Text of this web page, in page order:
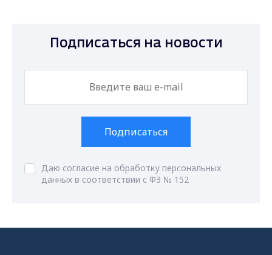
Подписаться на новости
Подписаться
Даю согласие на обработку персональных
данных в соответствии с ФЗ № 152